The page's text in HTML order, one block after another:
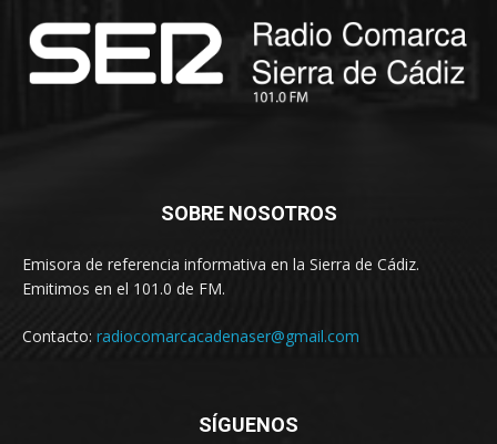
SOBRE NOSOTROS
Emisora de referencia informativa en la Sierra de Cádiz.
Emitimos en el 101.0 de FM.
Contacto: radiocomarcacadenaser@gmail.com
SÍGUENOS